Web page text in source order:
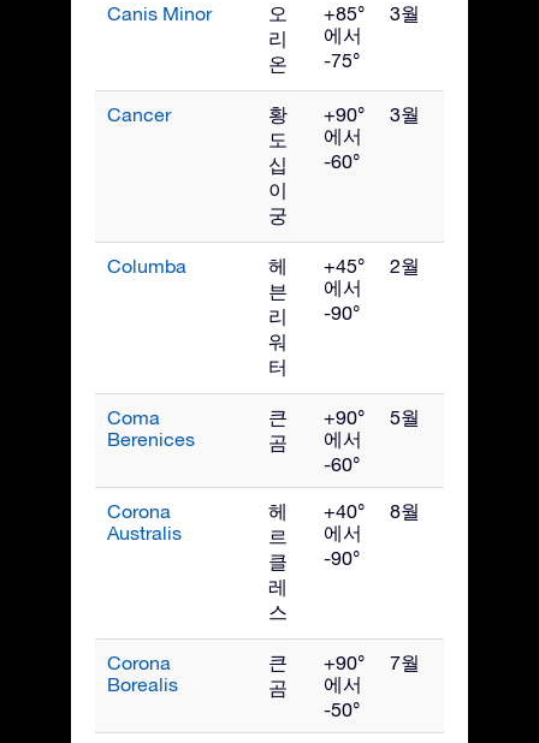
Canis Minor
오
리
온
+85°
에서
-75°
3월
Cancer
황
도
십
이
궁
+90°
에서
-60°
3월
Columba
헤
븐
리
워
터
+45°
에서
-90°
2월
Coma
Berenices
큰
곰
+90°
에서
-60°
5월
Corona
Australis
헤
르
클
레
스
+40°
에서
-90°
8월
Corona
Borealis
큰
곰
+90°
에서
-50°
7월